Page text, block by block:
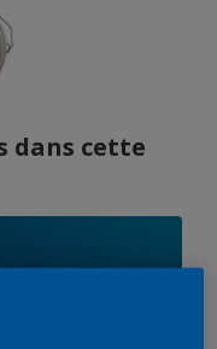
dans cette